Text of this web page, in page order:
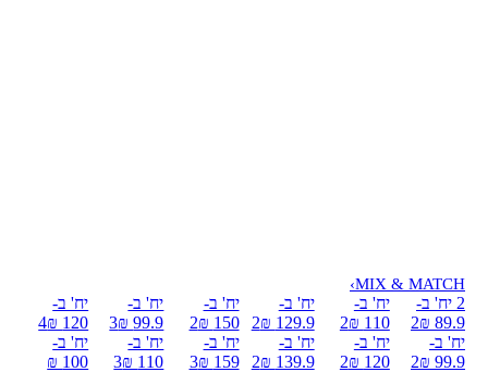
MIX & MATCH
›
2 יח' ב-
89.9 ₪
2
יח' ב-
99.9 ₪
2
יח' ב-
110 ₪
2
יח' ב-
120 ₪
2
יח' ב-
129.9 ₪
2
יח' ב-
139.9 ₪
2
יח' ב-
150 ₪
2
יח' ב-
159 ₪
3
יח' ב-
99.9 ₪
3
יח' ב-
110 ₪
3
יח' ב-
120 ₪
4
יח' ב-
100 ₪